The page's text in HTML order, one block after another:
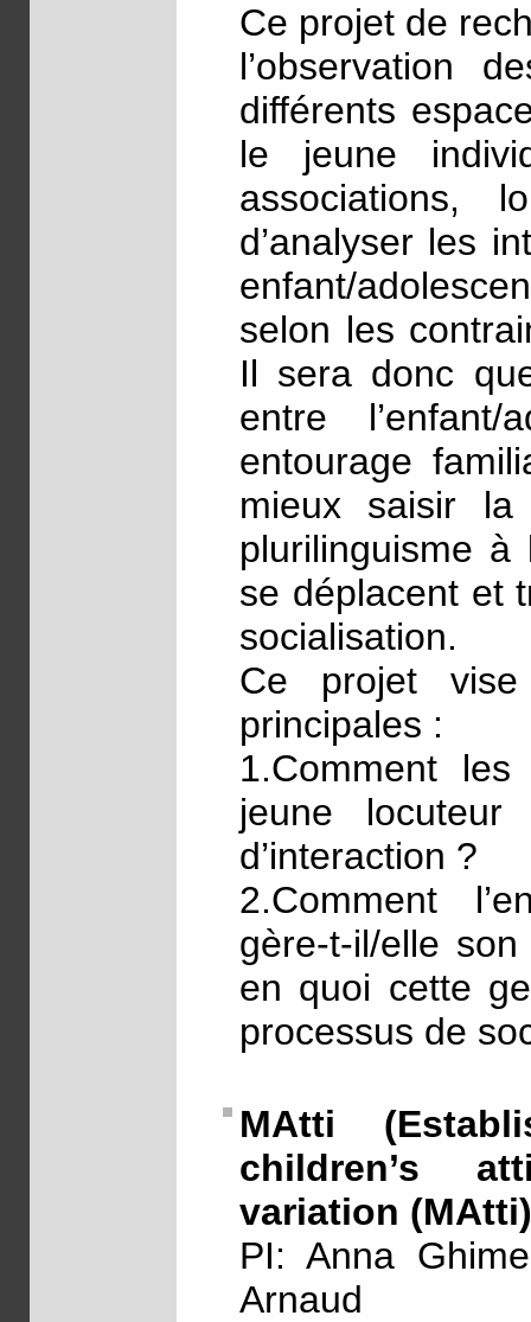
Ce projet de
l’observation
différents
le jeune
associations,
d’analyser les
enfant/
selon les
Il sera donc
entre
entourage
mieux saisir
plurilinguisme à
se déplacent et
socialisation.
Ce projet
principales :
1.Comment les
jeune
d’interaction ?
2.Comment
gère-t-il/elle
en quoi cette
processus de
MAtti
children’s
variation
PI: Anna
Arnaud